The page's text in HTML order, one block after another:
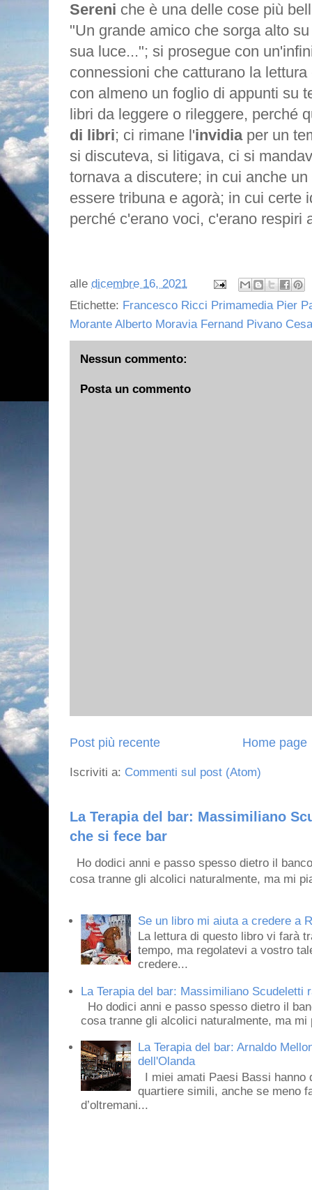
Sereni che è una delle cose più
"Un grande amico che sorga alto
sua luce..."; si prosegue con
connessioni che catturano la
con almeno un foglio di appunti su
libri da leggere o rileggere, perché
di libri; ci rimane l'invidiaper un
si discuteva, si litigava, ci si
tornava a discutere; in cui anche
essere tribuna e agorà; in cui certe
perché c'erano voci, c'erano respiri
alle dicembre 16, 2021
Etichette: Francesco Ricci Primamedia Pier
Morante Alberto Moravia Fernand Pivano
Nessun commento:
Posta un commento
Post più recente Home page
Iscriviti a: Commenti sul post (Atom)
La Terapia del bar: Massimiliano
che si fece bar
Ho dodici anni e passo spesso dietro il
cosa tranne gli alcolici naturalmente, ma mi
Se un libro mi aiuta a credere a
La lettura di questo libro vi farà
tempo, ma regolatevi a vostro
credere...
La Terapia del bar: Massimiliano
Ho dodici anni e passo spesso dietro il
cosa tranne gli alcolici naturalmente, ma mi
La Terapia del bar: Arnaldo
dell'Olanda
I miei amati Paesi Bassi
quartiere simili, anche se meno
d’oltremani...